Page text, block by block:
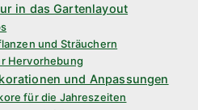
in das Gartenlayout
und Sträuchern
Hervorhebung
und Anpassungen
für die Jahreszeiten